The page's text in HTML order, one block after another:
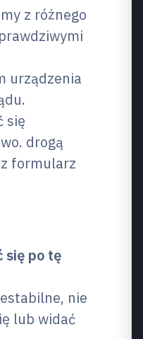
z różnego
urządzenia
się
drogą
formularz
się po tę
nie
lub widać